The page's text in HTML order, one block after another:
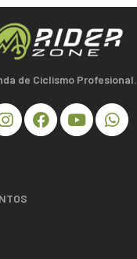
de Ciclismo Profesional.